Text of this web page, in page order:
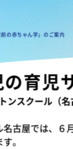
の赤ちゃん学」のご案内
の育
ンスクール（
古屋では、６
。